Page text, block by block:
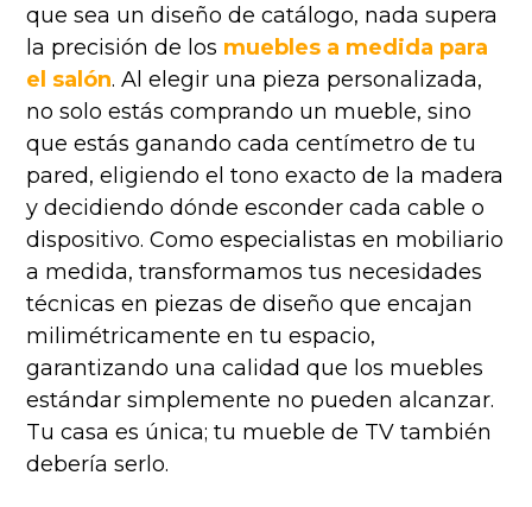
que sea un diseño de catálogo, nada supera
la precisión de los muebles a medida para
el salón. Al elegir una pieza personalizada,
no solo estás comprando un mueble, sino
que estás ganando cada centímetro de tu
pared, eligiendo el tono exacto de la madera
y decidiendo dónde esconder cada cable o
dispositivo. Como especialistas en mobiliario
a medida, transformamos tus necesidades
técnicas en piezas de diseño que encajan
milimétricamente en tu espacio,
garantizando una calidad que los muebles
estándar simplemente no pueden alcanzar.
Tu casa es única; tu mueble de TV también
debería serlo.